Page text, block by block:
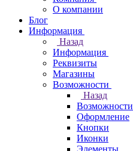
О компании
Блог
Информация
Назад
Информация
Реквизиты
Магазины
Возможности
Назад
Возможности
Оформление
Кнопки
Иконки
Элементы